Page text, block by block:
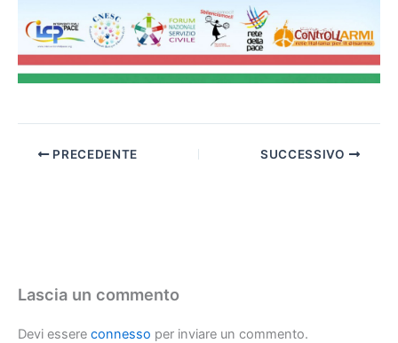
PRECEDENTE SUCCESSIVO
Lascia un commento
Devi essere connesso per inviare un commento.